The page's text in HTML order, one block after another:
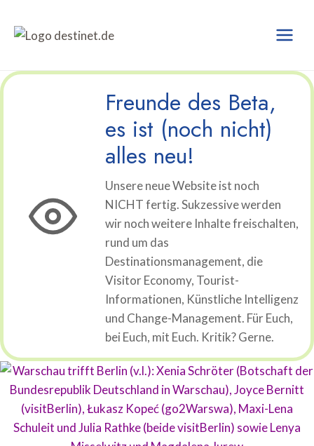
Inhalt
springen
Freunde des Beta,
es ist (noch nicht)
alles neu!
Unsere neue Website ist noch
NICHT fertig. Sukzessive werden
wir noch weitere Inhalte freischalten,
rund um das
Destinationsmanagement, die
Visitor Economy, Tourist-
Informationen, Künstliche Intelligenz
und Change-Management. Für Euch,
bei Euch, mit Euch. Kritik? Gerne.